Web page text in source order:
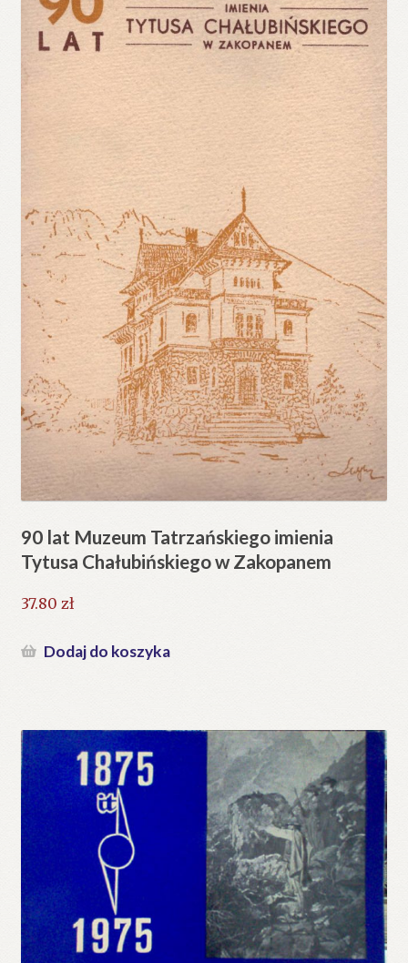
90 lat Muzeum Tatrzańskiego imienia
Tytusa Chałubińskiego w Zakopanem
37.80 zł
Dodaj do koszyka